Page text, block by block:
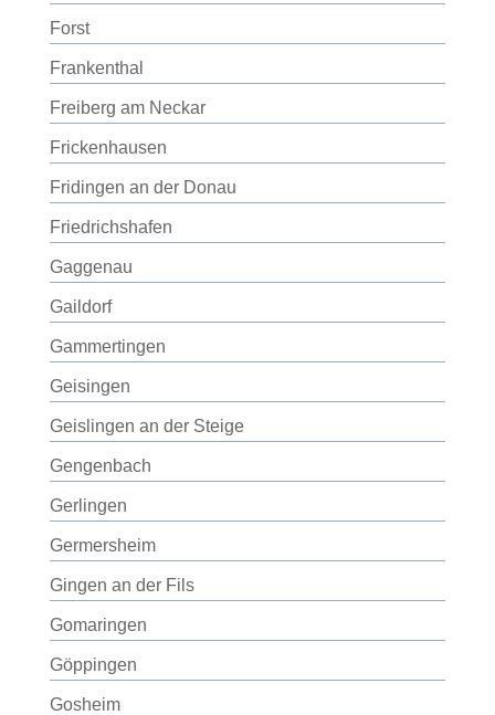
Forst
Frankenthal
Freiberg am Neckar
Frickenhausen
Fridingen an der Donau
Friedrichshafen
Gaggenau
Gaildorf
Gammertingen
Geisingen
Geislingen an der Steige
Gengenbach
Gerlingen
Germersheim
Gingen an der Fils
Gomaringen
Göppingen
Gosheim